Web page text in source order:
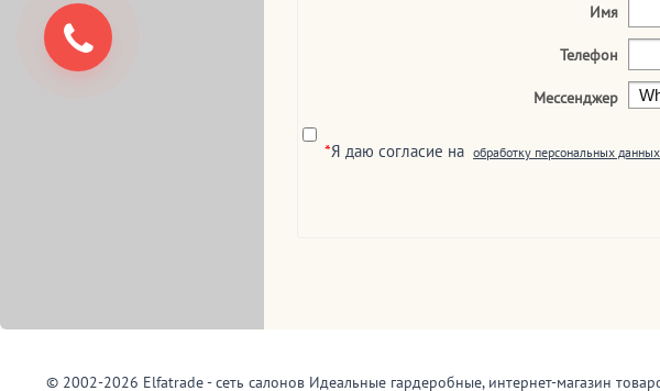
Имя
Телефон
Мессенджер
*Я даю согласие на обработку персональных данных
© 2002-2026 Elfatrade - сеть салонов Идеальные гардеробные, интернет-магазин